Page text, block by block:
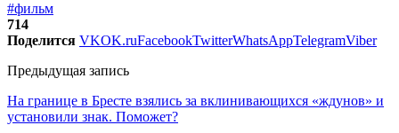
#фильм
714
Поделится VKOK.ruFacebookTwitterWhatsAppTelegramViber
Предыдущая запись
На границе в Бресте взялись за вклинивающихся «ждунов» и
установили знак. Поможет?